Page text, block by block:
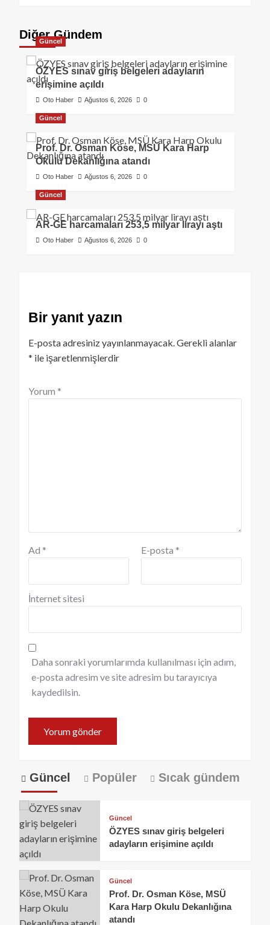
Diğer Gündem
Güncel
ÖZYES sınav giriş belgeleri adayların
erişimine açıldı
Oto Haber Ağustos 6, 2026 0
Güncel
Prof. Dr. Osman Köse, MSÜ Kara Harp
Okulu Dekanlığına atandı
Oto Haber Ağustos 6, 2026 0
Güncel
AR-GE harcamaları 253,5 milyar lirayı aştı
Oto Haber Ağustos 6, 2026 0
Bir yanıt yazın
E-posta adresiniz yayınlanmayacak.Gerekli alanlar
* ile işaretlenmişlerdir
Yorum *
Ad * E-posta *
İnternet sitesi
Daha sonraki yorumlarımda kullanılması için adım,
e-posta adresim ve site adresim bu tarayıcıya
kaydedilsin.
Güncel Popüler Sıcak gündem
Güncel
ÖZYES sınav giriş belgeleri
adayların erişimine açıldı
Güncel
Prof. Dr. Osman Köse, MSÜ
Kara Harp Okulu Dekanlığına
atandı